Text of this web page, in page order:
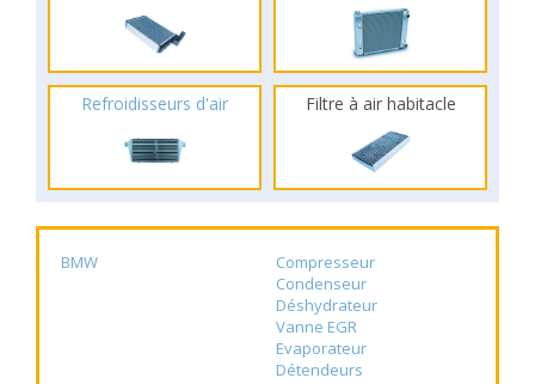
Refroidisseurs d'air Filtre à air habitacle
BMW
Compresseur
Condenseur
Déshydrateur
Vanne EGR
Evaporateur
Détendeurs